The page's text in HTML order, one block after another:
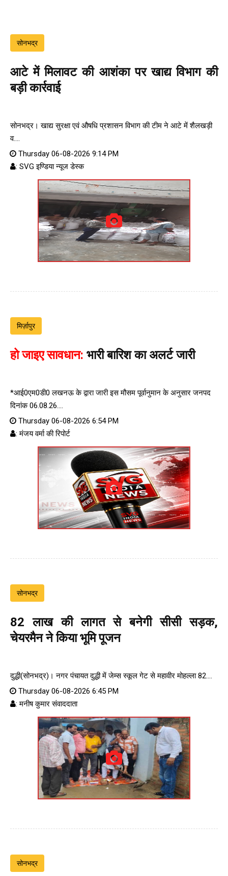
सोनभद्र
आटे में मिलावट की आशंका पर खाद्य विभाग की
बड़ी कार्रवाई
सोनभद्र। खाद्य सुरक्षा एवं औषधि प्रशासन विभाग की टीम ने आटे में शैलखड़ी
व....
Thursday 06-08-2026 9:14 PM
: SVG इण्डिया न्यूज डेस्क
मिर्ज़ापुर
हो जाइए सावधान: भारी बारिश का अलर्ट जारी
*आई0एम0डी0 लखनऊ के द्वारा जारी इस मौसम पूर्वानुमान के अनुसार जनपद
दिनांक 06.08.26....
Thursday 06-08-2026 6:54 PM
: मंजय वर्मा की रिपोर्ट
सोनभद्र
82 लाख की लागत से बनेगी सीसी सड़क,
चेयरमैन ने किया भूमि पूजन
दुद्धी(सोनभद्र)। नगर पंचायत दुद्धी में जेम्स स्कूल गेट से महावीर मोहल्ला 82....
Thursday 06-08-2026 6:45 PM
: मनीष कुमार संवाददाता
सोनभद्र